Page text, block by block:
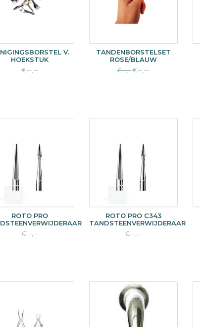
V.
HOEKSTUK
€--,--
TANDENBORSTELSET
ROSE/BLAUW
€--,--€--,--
ROTO PRO
€--,--
ROTO PRO C343
TANDSTEENVERWIJDERAAR
€--,--